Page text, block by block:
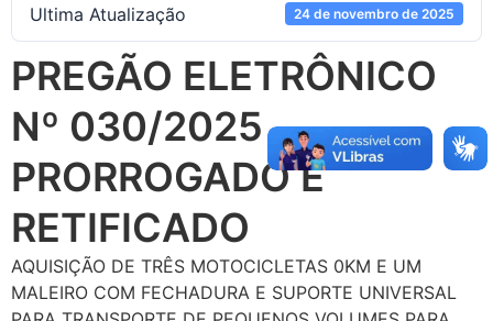
Ultima Atualização 24 de novembro de 2025
PREGÃO ELETRÔNICO
Nº 030/2025
PRORROGADO E
RETIFICADO
AQUISIÇÃO DE TRÊS MOTOCICLETAS 0KM E UM
MALEIRO COM FECHADURA E SUPORTE UNIVERSAL